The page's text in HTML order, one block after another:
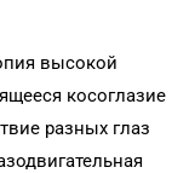
высокой
косоглазие
разных глаз